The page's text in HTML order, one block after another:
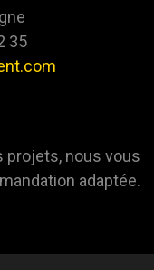
35
projets, nous vous
adaptée.